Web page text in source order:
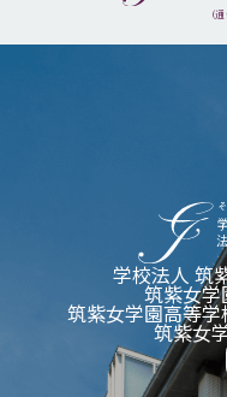
(
学校法人 筑
筑紫女学
筑紫女学園高等学
筑紫女